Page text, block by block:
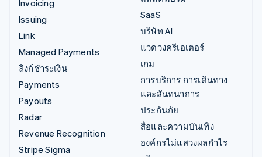
Invoicing
Issuing
Link
Managed Payments
ลิงก์ชำระเงิน
Payments
Payouts
Radar
Revenue Recognition
Stripe Sigma
SaaS
บริษัท AI
แวดวงครีเอเตอร์
เกม
การบริการ การเดินทาง
และสันทนาการ
ประกันภัย
สื่อและความบันเทิง
องค์กรไม่แสวงผลกำไร